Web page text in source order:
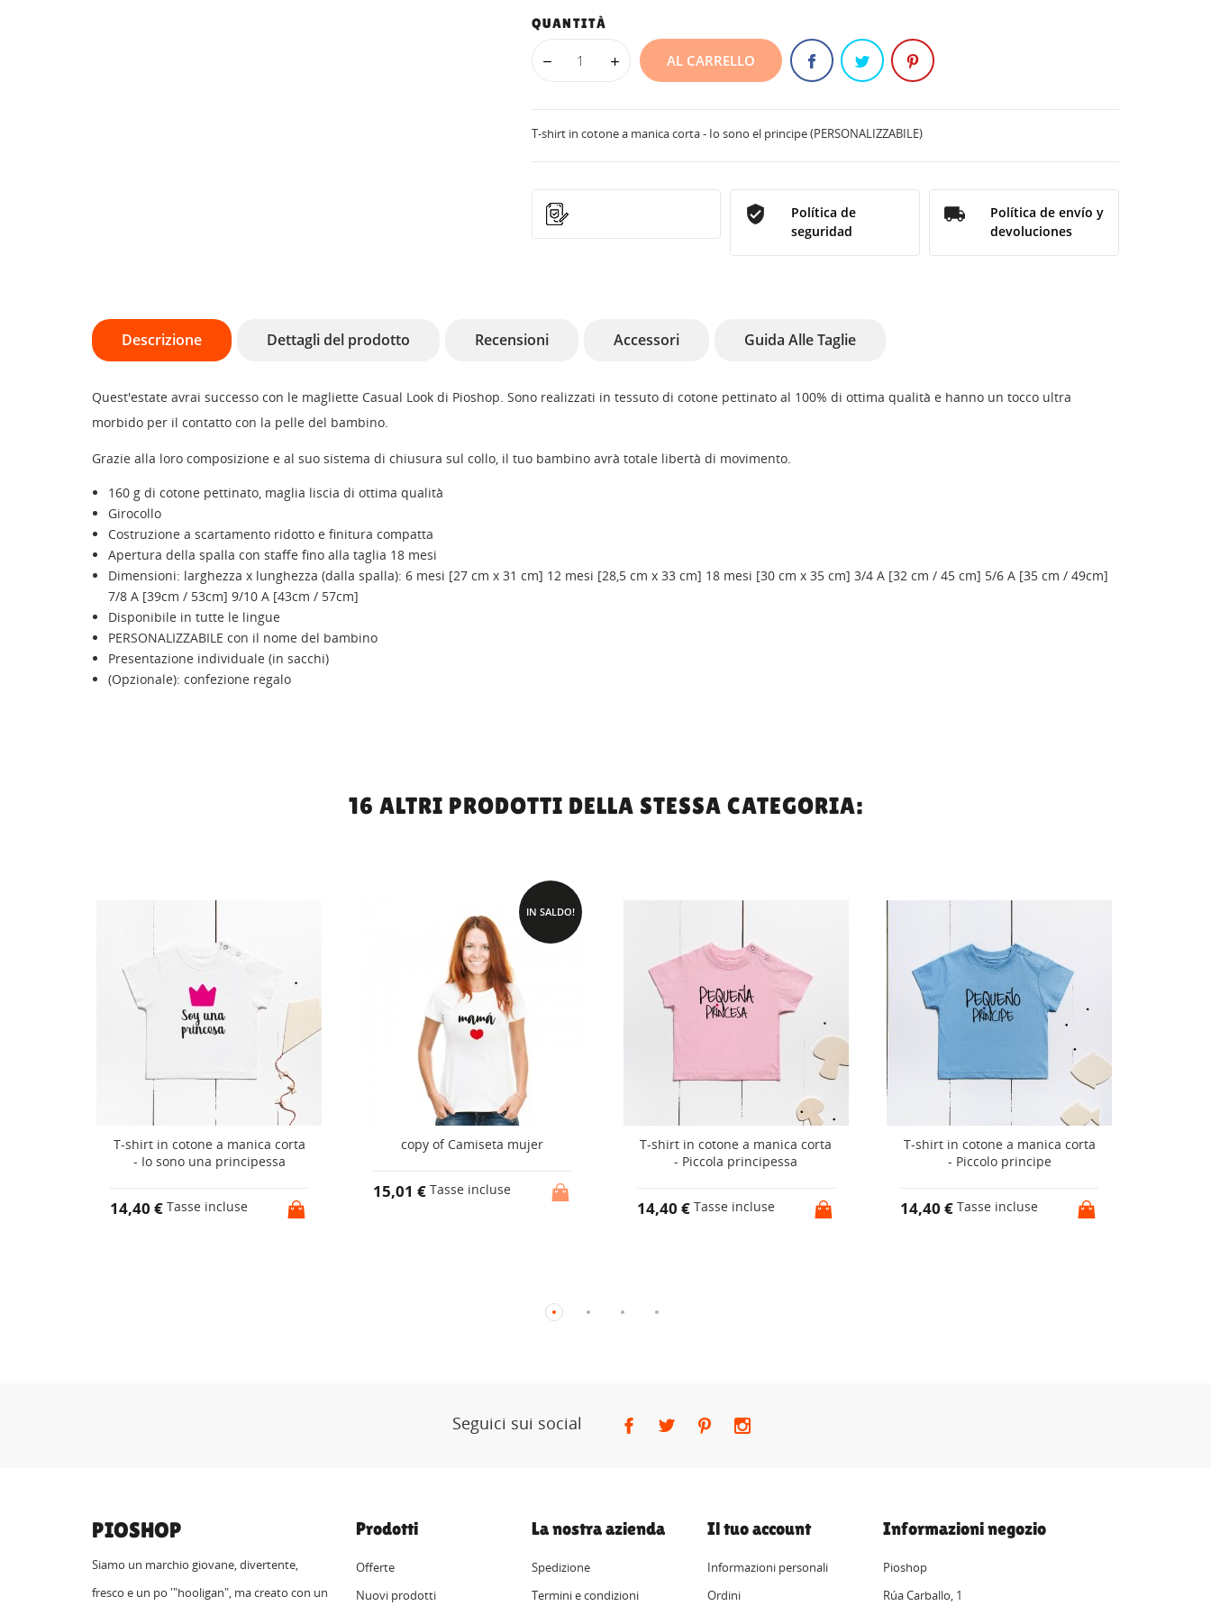
QUANTITÀ
AL CARRELLO
T-shirt in cotone a manica corta - Io sono el principe (PERSONALIZZABILE)
Política de
seguridad
Política de envío y
devoluciones
Descrizione Dettagli del prodotto Recensioni Accessori Guida Alle Taglie
Quest'estate avrai successo con le magliette Casual Look di Pioshop. Sono realizzati in tessuto di cotone pettinato al 100% di ottima qualità e hanno un tocco ultra
morbido per il contatto con la pelle del bambino.
Grazie alla loro composizione e al suo sistema di chiusura sul collo, il tuo bambino avrà totale libertà di movimento.
160 g di cotone pettinato, maglia liscia di ottima qualità
Girocollo
Costruzione a scartamento ridotto e finitura compatta
Apertura della spalla con staffe fino alla taglia 18 mesi
Dimensioni: larghezza x lunghezza (dalla spalla): 6 mesi [27 cm x 31 cm] 12 mesi [28,5 cm x 33 cm] 18 mesi [30 cm x 35 cm] 3/4 A [32 cm / 45 cm] 5/6 A [35 cm / 49cm]
7/8 A [39cm / 53cm] 9/10 A [43cm / 57cm]
Disponibile in tutte le lingue
PERSONALIZZABILE con il nome del bambino
Presentazione individuale (in sacchi)
(Opzionale): confezione regalo
16 ALTRI PRODOTTI DELLA STESSA CATEGORIA:
T-shirt in cotone a manica corta
- Io sono una principessa
14,40 €Tasse incluse
IN SALDO!
copy of Camiseta mujer
15,01 € Tasse incluse
T-shirt in cotone a manica corta
- Piccola principessa
14,40 €Tasse incluse
T-shirt in cotone a manica corta
- Piccolo principe
14,40 €Tasse incluse
Seguici sui social
PIOSHOP
Siamo un marchio giovane, divertente,
fresco e un po '"hooligan", ma creato con un
Prodotti
Offerte
Nuovi prodotti
La nostra azienda
Spedizione
Termini e condizioni
Il tuo account
Informazioni personali
Ordini
Informazioni negozio
Pioshop
Rúa Carballo, 1